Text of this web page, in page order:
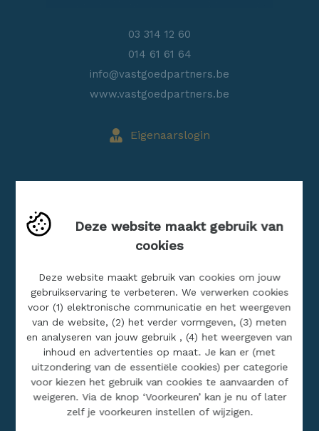
03 314 12 60
014 61 61 64
info@vastgoedpartners.be
www.vastgoedpartners.be
SITEMAP
Home
Ons aanbod
Over ons
Buitenland
Jobs
Realisaties
Eigenaarslogin
Deze website maakt gebruik van
cookies
Deze website maakt gebruik van cookies om jouw
gebruikservaring te verbeteren. We verwerken cookies
voor (1) elektronische communicatie en het weergeven
van de website, (2) het verder vormgeven, (3) meten
en analyseren van jouw gebruik , (4) het weergeven van
inhoud en advertenties op maat. Je kan er (met
uitzondering van de essentiële cookies) per categorie
voor kiezen het gebruik van cookies te aanvaarden of
weigeren. Via de knop ‘Voorkeuren’ kan je nu of later
zelf je voorkeuren instellen of wijzigen.